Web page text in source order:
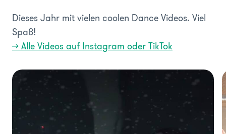
Dieses Jahr mit vielen coolen Dance Videos. Viel
Spaß!
>> Alle Videos auf Instagram oder TikTok